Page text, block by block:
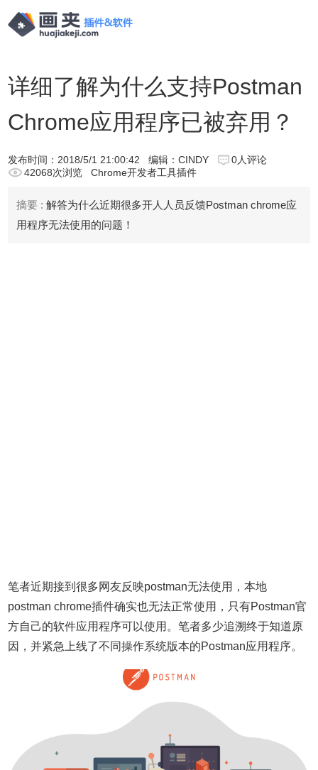
详细了解为什么支持Postman
Chrome应用程序已被弃用？
发布时间： 2018/5/1 21:00:42 编辑：CINDY
0人评论
42068次浏览
Chrome开发者工具插件
摘要 : 解答为什么近期很多开人人员反馈Postman chrome应
用程序无法使用的问题！
笔者近期接到很多网友反映postman无法使用，本地
postman chrome插件确实也无法正常使用，只有Postman官
方自己的软件应用程序可以使用。笔者多少追溯终于知道原
因，并紧急上线了不同操作系统版本的Postman应用程序。